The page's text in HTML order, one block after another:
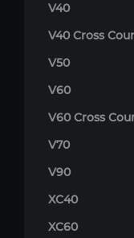
V40
V40 Cross
V50
V60
V60 Cross
V70
V90
XC40
XC60